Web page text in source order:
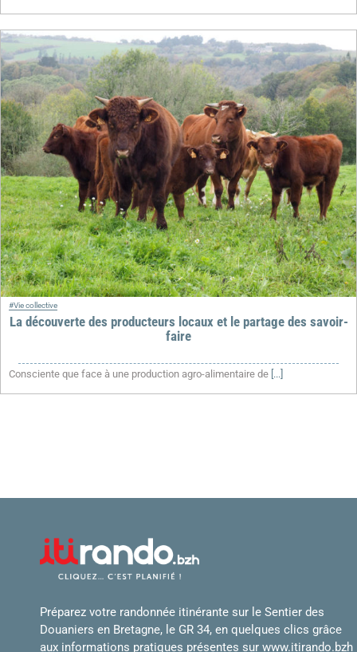
#Vie collective
La découverte des producteurs locaux et le partage des savoir-
faire
Consciente que face à une production agro-alimentaire de[...]
Préparez votre randonnée itinérante sur le Sentier des
Douaniers en Bretagne, le GR 34, en quelques clics grâce
aux informations pratiques présentes sur www.itirando.bzh